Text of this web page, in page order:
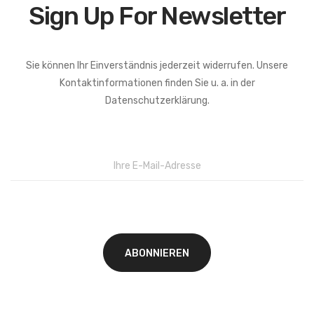
Sign Up For Newsletter
Sie können Ihr Einverständnis jederzeit widerrufen. Unsere
Kontaktinformationen finden Sie u. a. in der
Datenschutzerklärung.